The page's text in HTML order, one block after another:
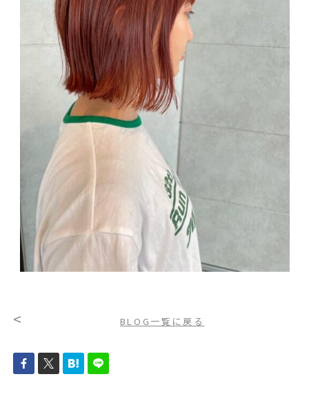
< BLOG一覧に戻る